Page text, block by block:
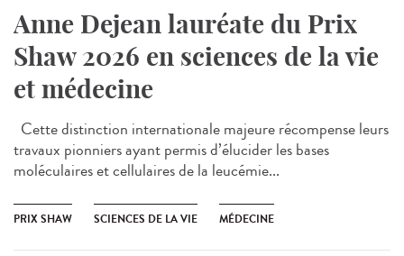
Anne Dejean lauréate du Prix
Shaw 2026 en sciences de la vie
et médecine
Cette distinction internationale majeure récompense leurs
travaux pionniers ayant permis d’élucider les bases
moléculaires et cellulaires de la leucémie...
PRIX SHAW SCIENCES DE LA VIE MÉDECINE